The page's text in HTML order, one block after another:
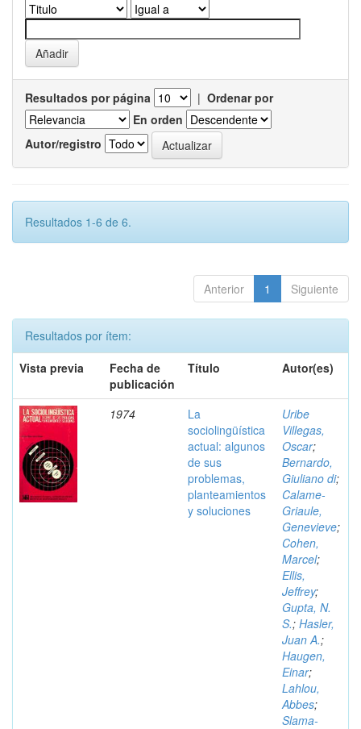
Resultados por página | Ordenar por
En orden
Autor/registro
Resultados 1-6 de 6.
Anterior 1 Siguiente
Resultados por ítem:
Vista previa
Fecha de
publicación
Título Autor(es)
1974
La
sociolingüística
actual: algunos
de sus
problemas,
planteamientos
y soluciones
Uribe
Villegas,
Oscar;
Bernardo,
Giuliano di;
Calame-
Griaule,
Genevieve;
Cohen,
Marcel;
Ellis,
Jeffrey;
Gupta, N.
S.; Hasler,
Juan A.;
Haugen,
Einar;
Lahlou,
Abbes;
Slama-